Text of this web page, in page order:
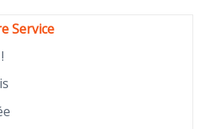
Service